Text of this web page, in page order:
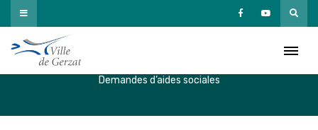
Passer
au
contenuDemandes d’aides sociales
Accueil»Vivre à Gerzat
Demandes d’aides sociales